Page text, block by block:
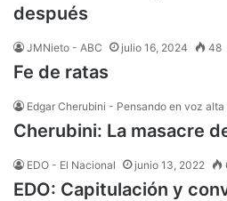
después
JMNieto - ABC julio 16, 2024 48
Fe de ratas
Edgar Cherubini - Pensando en voz alta
Cherubini: La masacre
EDO - El Nacional junio 13, 2022
EDO: Capitulación y